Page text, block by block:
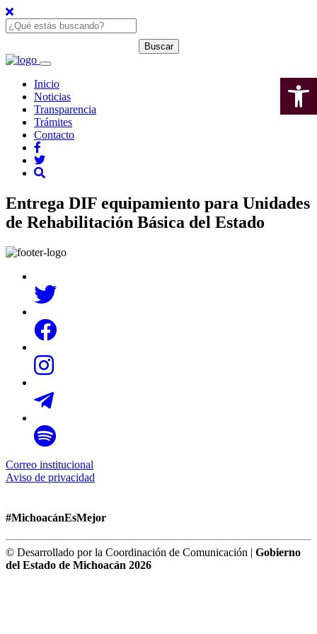
Inicio
Noticias
Transparencia
Trámites
Contacto
Entrega DIF equipamiento para Unidades
de Rehabilitación Básica del Estado
Correo institucional
Aviso de privacidad
#MichoacánEsMejor
© Desarrollado por la Coordinación de Comunicación | Gobierno
del Estado de Michoacán 2026